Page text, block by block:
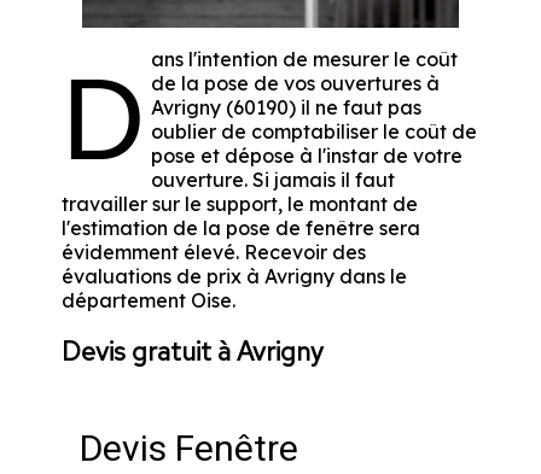
D ans l'intention de mesurer le coût
de la pose de vos ouvertures à
Avrigny (60190) il ne faut pas
oublier de comptabiliser le coût de
pose et dépose à l'instar de votre
ouverture. Si jamais il faut
travailler sur le support, le montant de
l'estimation de la pose de fenêtre sera
évidemment élevé. Recevoir des
évaluations de prix à Avrigny dans le
département Oise.
Devis gratuit à Avrigny
Devis Fenêtre